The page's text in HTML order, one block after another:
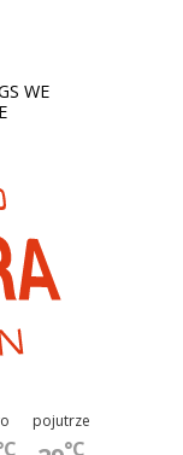
WE
pojutrze
°C